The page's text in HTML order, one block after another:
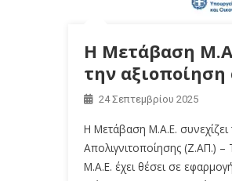
Η Μετάβαση
την
24 Σεπτεμβρίου 2025
Η Μετάβαση Μ.Α.Ε. συνεχίζει
Απολιγνιτοποίησης (Ζ.ΑΠ.) –
Μ.Α.Ε. έχει θέσει σε